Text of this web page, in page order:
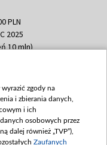
PLN
2025
10 mln)
PLN
2025
350
zgody na
i zbierania danych,
i ich
osobowych przez
dalej również „TVP”),
Zaufanych